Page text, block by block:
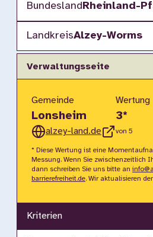
BundeslandRheinland-
LandkreisAlzey-Worms
Verwaltungsseite
Gemeinde
Lonsheim
alzey-land.de
Wertung
3*
von 5
* Diese Wertung ist eine
Messung. Wenn Sie zwischenzeitlich
dann schreiben Sie uns bitte an
barrierefreiheit.de. Wir aktualisieren
Kriterien